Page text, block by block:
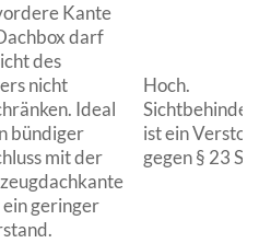
Kante
darf
des
nicht
Ideal
bündiger
mit der
geringer
Hoch.
ist ein Verstoß
gegen § 23